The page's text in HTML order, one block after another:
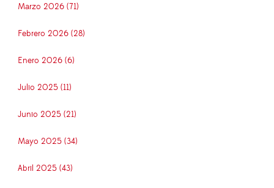
Marzo 2026 (71)
Febrero 2026 (28)
Enero 2026 (6)
Julio 2025 (11)
Junio 2025 (21)
Mayo 2025 (34)
Abril 2025 (43)